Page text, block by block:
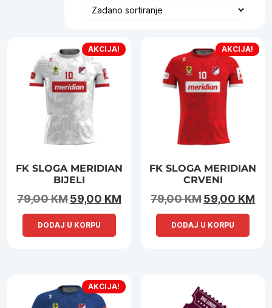
AKCIJA!
FK SLOGA MERIDIAN
BIJELI
79,00KM Original price was: 79,00 KM.
59,00 KMCurrent price is: 59,00 KM.
DODAJ U KORPU
AKCIJA!
FK SLOGA MERIDIAN
CRVENI
79,00KM Original price was:
59,00 KM
DODAJ U KORPU
AKCIJA!